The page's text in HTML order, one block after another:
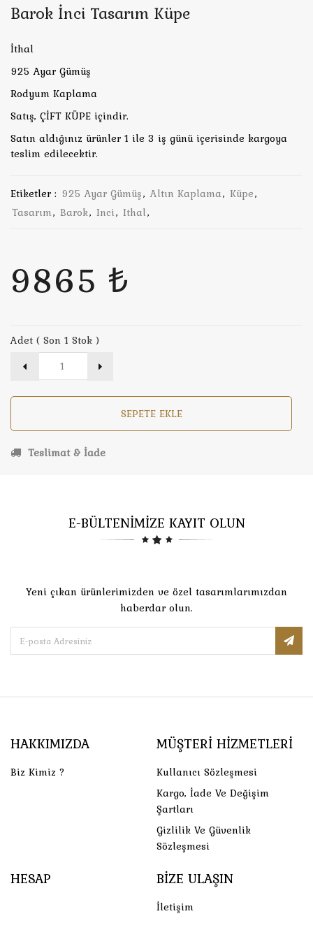
Barok İnci Tasarım Küpe
İthal
925 Ayar Gümüş
Rodyum Kaplama
Satış, ÇİFT KÜPE içindir.
Satın aldığınız ürünler 1 ile 3 iş günü içerisinde kargoya
teslim edilecektir.
Etiketler : 925 Ayar Gümüş, Altın Kaplama, Küpe,
Tasarım, Barok, Inci, Ithal,
9865 ₺
Adet ( Son 1 Stok )
SEPETE EKLE
Teslimat & İade
E-BÜLTENİMİZE KAYIT OLUN
Yeni çıkan ürünlerimizden ve özel tasarımlarımızdan
haberdar olun.
HAKKIMIZDA
Biz Kimiz ?
MÜŞTERI HIZMETLERI
Kullanıcı Sözleşmesi
Kargo, İade Ve Değişim
Şartları
Gizlilik Ve Güvenlik
Sözleşmesi
HESAP BIZE ULAŞIN
İletişim